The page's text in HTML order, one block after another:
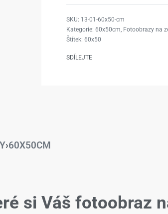
13-01-60x50-cm
Kategorie: 60x50cm, Fotoobrazy na
Štítek: 60x50
SDÍLEJTE
›60X50CM
si Váš fotoobraz